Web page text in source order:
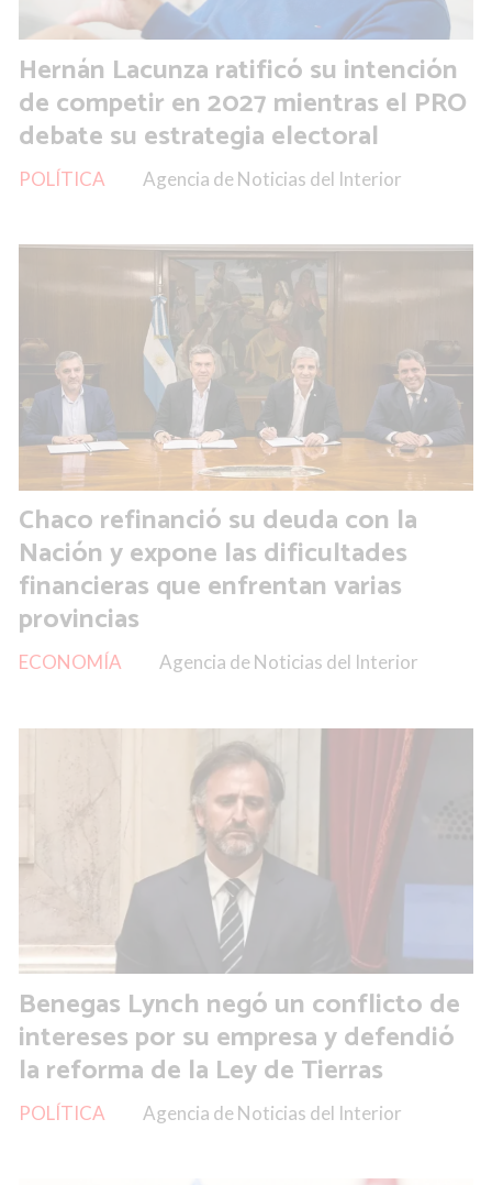
Hernán Lacunza ratificó su intención
de competir en 2027 mientras el PRO
debate su estrategia electoral
Agencia de Noticias del Interior
POLÍTICA
Chaco refinanció su deuda con la
Nación y expone las dificultades
financieras que enfrentan varias
provincias
Agencia de Noticias del Interior
ECONOMÍA
Benegas Lynch negó un conflicto de
intereses por su empresa y defendió
la reforma de la Ley de Tierras
Agencia de Noticias del Interior
POLÍTICA